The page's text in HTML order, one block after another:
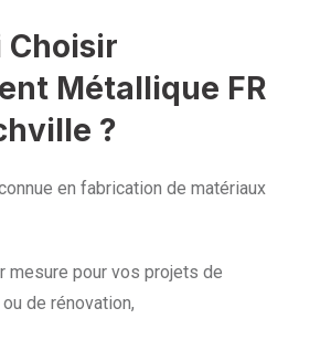
Choisir
Métallique FR
?
en fabrication de matériaux
mesure pour vos projets de
de rénovation,